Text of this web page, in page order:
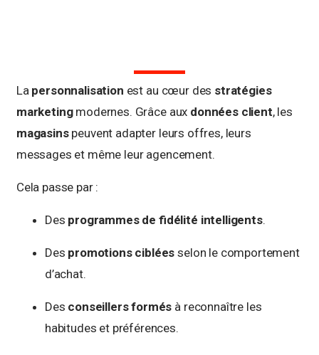
La personnalisation est au cœur des stratégies
marketingmodernes. Grâce aux données client, les
magasinspeuvent adapter leurs offres, leurs
messages et même leur agencement.
Cela passe par :
Des programmes de fidélité intelligents.
Des promotions ciblées selon le comportement
d’achat.
Des conseillers formés à reconnaître les
habitudes et préférences.